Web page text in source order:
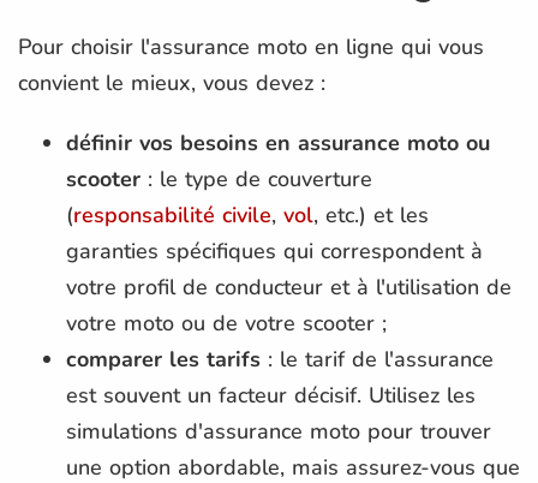
Pour choisir l'assurance moto en ligne qui vous
convient le mieux, vous devez :
définir vos besoins en assurance moto ou
scooter : le type de couverture
(responsabilité civile, vol, etc.) et les
garanties spécifiques qui correspondent à
votre profil de conducteur et à l'utilisation de
votre moto ou de votre scooter ;
comparer les tarifs : le tarif de l'assurance
est souvent un facteur décisif. Utilisez les
simulations d'assurance moto pour trouver
une option abordable, mais assurez-vous que